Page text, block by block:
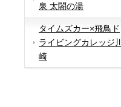
泉 太閤の湯
タイムズカー×飛鳥ド
ライビングカレッジ川
崎